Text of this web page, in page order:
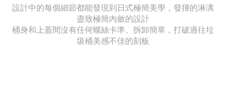
設計中的每個細節都能發現到日式極簡美學，發揮的淋漓
盡致極簡內斂的設計
桶身和上蓋間沒有任何螺絲卡準、拆卸簡單，打破過往垃
圾桶美感不佳的刻板